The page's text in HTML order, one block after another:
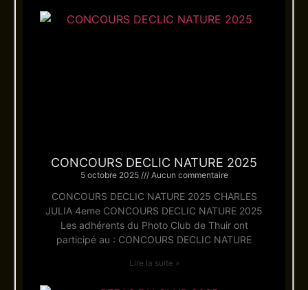
CONCOURS DECLIC NATURE 2025
5 octobre 2025 Aucun commentaire
CONCOURS DECLIC NATURE 2025 CHARLES
JULIA 4eme CONCOURS DECLIC NATURE 2025
Les adhérents du Photo Club de Thuir ont
participé au : CONCOURS DECLIC NATURE
Lire la suite »